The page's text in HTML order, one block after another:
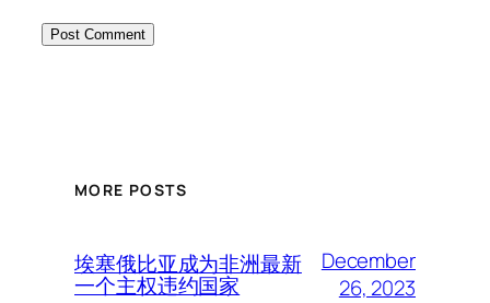
MORE POSTS
埃塞俄比亚成为非洲最新
一个主权违约国家
December
26, 2023